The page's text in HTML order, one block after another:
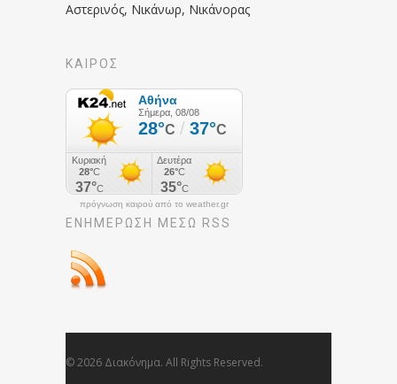
Αστερινός, Νικάνωρ, Νικάνορας
ΚΑΙΡΟΣ
πρόγνωση καιρού από το weather.gr
ΕΝΗΜΈΡΩΣΉ ΜΕΣΩ RSS
© 2026 Διακόνημα. All Rights Reserved.